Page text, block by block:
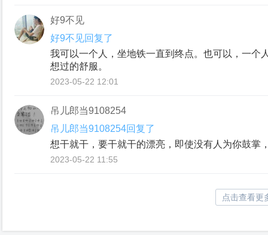
好9不见
好9不见回复了
我可以一个人，坐地铁一直到终点。也可以，一个
想过的舒服。
2023-05-22 12:01
吊儿郎当9108254
吊儿郎当9108254回复了
想干就干，要干就干的漂亮，即使没有人为你鼓掌
2023-05-22 11:55
点击查看更